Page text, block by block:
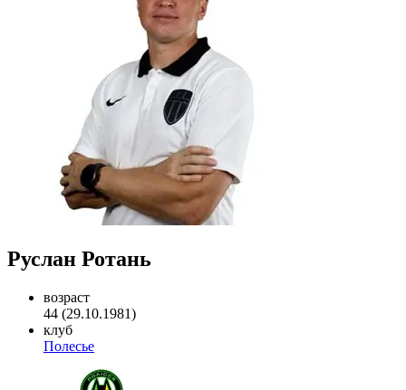
Руслан Ротань
возраст
44 (29.10.1981)
клуб
Полесье